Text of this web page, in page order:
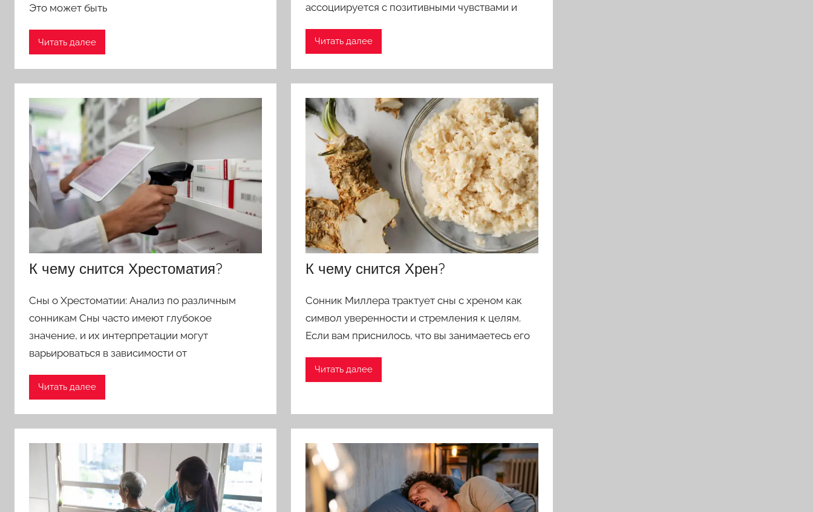
Это может быть
Читать далее
ассоциируется с позитивными чувствами и
Читать далее
К чему снится Хрестоматия?
Сны о Хрестоматии: Анализ по различным
сонникам Сны часто имеют глубокое
значение, и их интерпретации могут
варьироваться в зависимости от
Читать далее
К чему снится Хрен?
Сонник Миллера трактует сны с хреном как
символ уверенности и стремления к целям.
Если вам приснилось, что вы занимаетесь его
Читать далее